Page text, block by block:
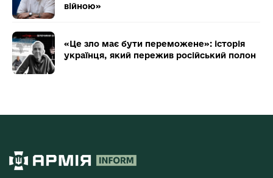
війною»
«Це зло має бути переможене»: історія
українця, який пережив російський полон